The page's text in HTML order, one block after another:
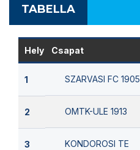
TABELLA
Hely Csapat
1 SZARVASI FC 1905
2 OMTK-ULE 1913
3 KONDOROSI TE